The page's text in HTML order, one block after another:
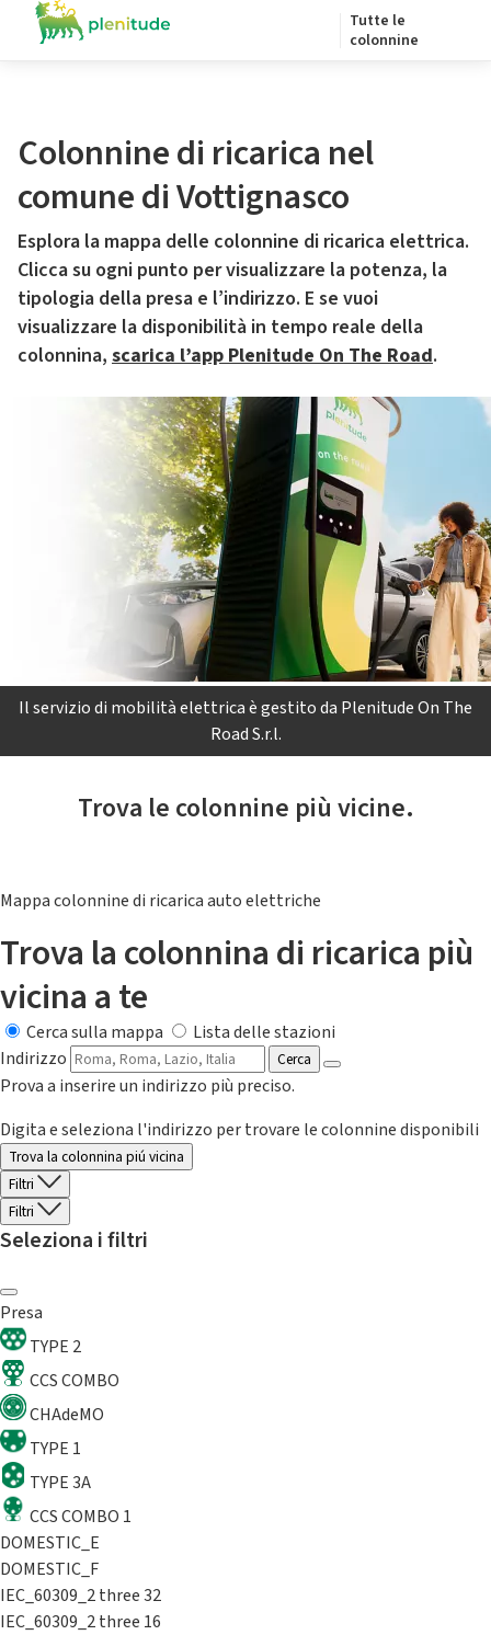
Tutte le
colonnine
Colonnine di ricarica nel
comune di Vottignasco
Esplora la mappa delle colonnine di ricarica elettrica.
Clicca su ogni punto per visualizzare la potenza, la
tipologia della presa e l’indirizzo. E se vuoi
visualizzare la disponibilità in tempo reale della
colonnina, scarica l’app Plenitude On The Road.
Il servizio di mobilità elettrica è gestito da Plenitude On The
Road S.r.l.
Trova le colonnine più vicine.
Mappa colonnine di ricarica auto elettriche
Trova la colonnina di ricarica più
vicina a te
Cerca sulla mappa
Lista delle stazioni
Indirizzo
Cerca
Prova a inserire un indirizzo più preciso.
Digita e seleziona l'indirizzo per trovare le colonnine disponibili
Trova la colonnina piú vicina
Filtri
Filtri
Seleziona i filtri
Presa
TYPE 2
CCS COMBO
CHAdeMO
TYPE 1
TYPE 3A
CCS COMBO 1
DOMESTIC_E
DOMESTIC_F
IEC_60309_2 three 32
IEC_60309_2 three 16